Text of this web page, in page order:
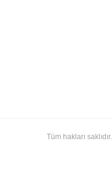
Tüm hakları saklıdır.